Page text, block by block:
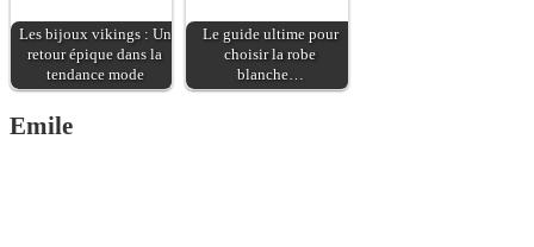
Les bijoux vikings : Un
retour épique dans la
tendance mode
Le guide ultime pour
choisir la robe
blanche…
Emile